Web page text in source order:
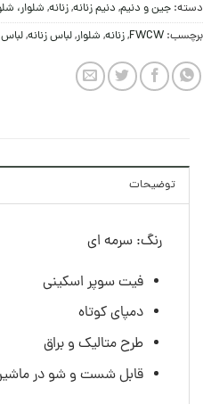
دسته: جين و دنيم, دنیم زنانه,زنانه, شلوار،
برچسب: FWCW
,زنانه, شلوار,لباس زنانه,لباس
توضیحات
رنگ: سرمه ای
فیت سوپر اسکینی
دمپای کوتاه
طرح متالیک و براق
قابل شست و شو در